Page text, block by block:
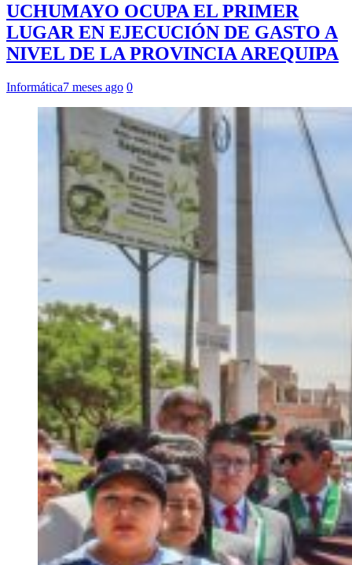
UCHUMAYO OCUPA EL PRIMER
LUGAR EN EJECUCIÓN DE GASTO A
NIVEL DE LA PROVINCIA AREQUIPA
Informática7 meses ago 0